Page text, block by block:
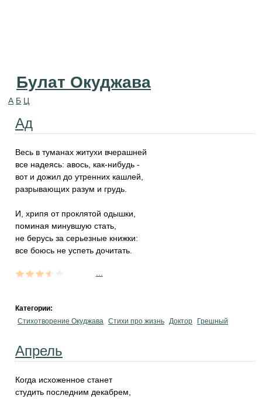
Булат Окуджава
А Б Ц
Ад
Весь в туманах житухи вчерашней
все надеясь: авось, как-нибудь -
вот и дожил до утренних кашлей,
разрывающих разум и грудь.
И, хрипя от проклятой одышки,
поминая минувшую стать,
не берусь за серьезные книжки:
все боюсь не успеть дочитать.
Категории:
Стихотворение Окуджава Стихи про жизнь Доктор Грешный
Апрель
Когда исхоженное станет
студить последним декабрем,